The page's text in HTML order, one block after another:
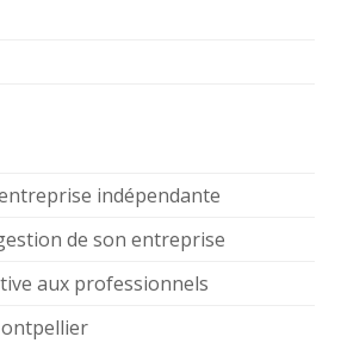
indépendante
de son entreprise
aux professionnels